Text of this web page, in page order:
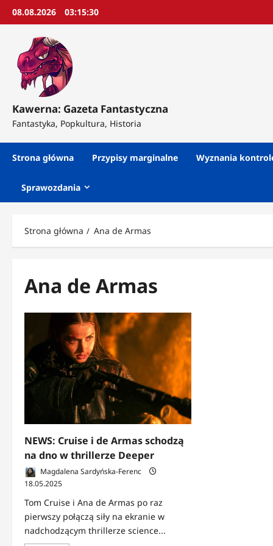
Przejdź
08.08.2026 03:15:32
Kawerna: Gazeta Fantastyczna
Fantastyka, Popkultura, Historia
Strona główna Przypisy marginalne Wyznania
Sprawozdania
Strona główna Ana de Armas
Ana de Armas
NEWS: Cruise i de Armas schodzą
na dno w thrillerze Deeper
Magdalena Sardyńska-Ferenc
18.05.2025
Tom Cruise i Ana de Armas po raz
pierwszy połączą siły na ekranie w
nadchodzącym thrillerze science...